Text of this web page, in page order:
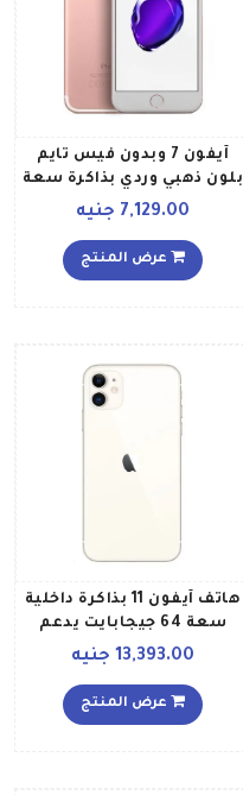
آيفون 7 وبدون فيس تايم
بلون ذهبي وردي بذاكرة سعة
256 جيجابايت ومزود بخدمة
7,129.00 جنيه
عرض المنتج
هاتف آيفون 11 بذاكرة داخلية
سعة 64 جيجابايت يدعم
تقنية 4G LTE ويتميز
بتطبيق فيس تايم، لون
13,393.00 جنيه
عرض المنتج